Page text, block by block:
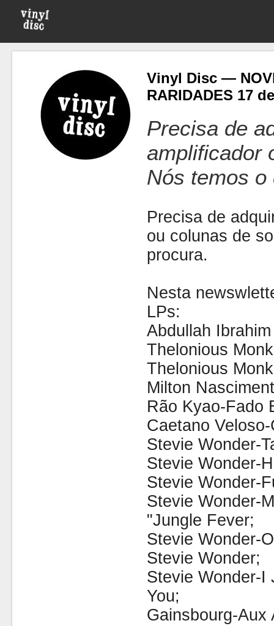
Vinyl Disc —
RARIDADES 17
Precisa de
amplificador
Nós temos o
Precisa de
ou colunas de
procura.
Nesta
LPs:
Abdullah
Thelonious
Thelonious
Milton
Rão Kyao-Fado
Caetano
Stevie Wonder-
Stevie Wonder-
Stevie Wonder-
Stevie Wonder-
"Jungle Fever;
Stevie Wonder-
Stevie Wonder;
Stevie Wonder-I
You;
Gainsbourg-